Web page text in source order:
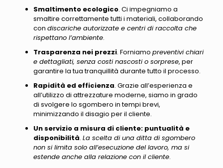
Smaltimento ecologico. Ci impegniamo a
smaltire correttamente tutti i materiali, collaborando
con discariche autorizzate e centri di raccolta che
rispettano l’ambiente.
Trasparenza nei prezzi. Forniamo preventivi chiari
e dettagliati, senza costi nascosti o sorprese, per
garantire la tua tranquillità durante tutto il processo.
Rapidità ed efficienza. Grazie all’esperienza e
all’utilizzo di attrezzature moderne, siamo in grado
di svolgere lo sgombero in tempi brevi,
minimizzando il disagio per il cliente.
Un servizio a misura di cliente: puntualità e
disponibilità. La scelta di una ditta di sgombero
non si limita solo all’esecuzione del lavoro, ma si
estende anche alla relazione con il cliente.